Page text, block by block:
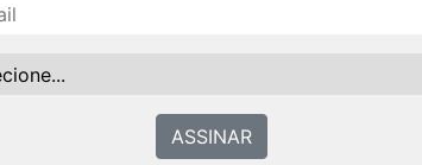
ASSINAR